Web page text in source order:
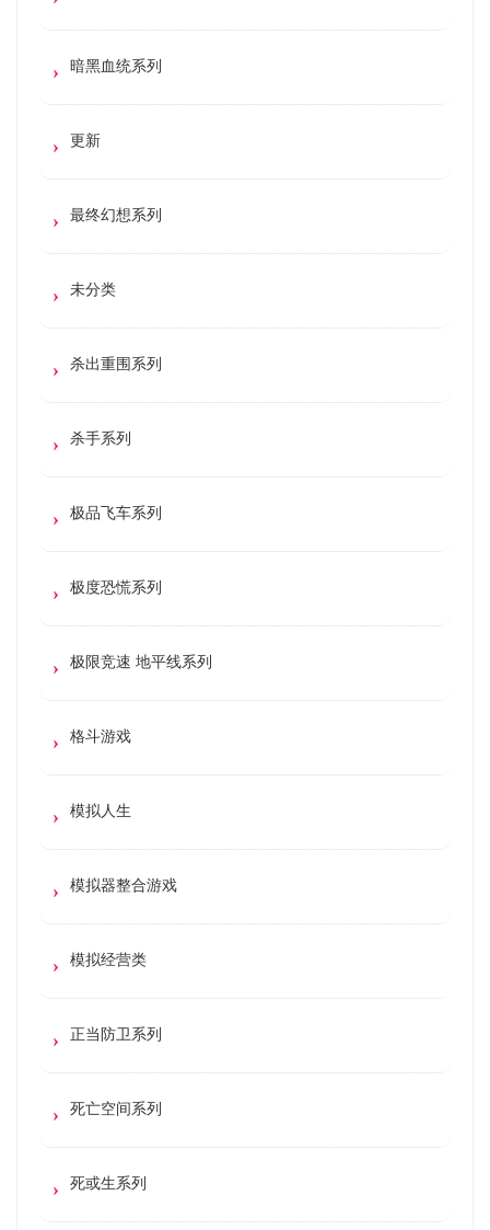
暗黑血统系列
更新
最终幻想系列
未分类
杀出重围系列
杀手系列
极品飞车系列
极度恐慌系列
极限竞速 地平线系列
格斗游戏
模拟人生
模拟器整合游戏
模拟经营类
正当防卫系列
死亡空间系列
死或生系列